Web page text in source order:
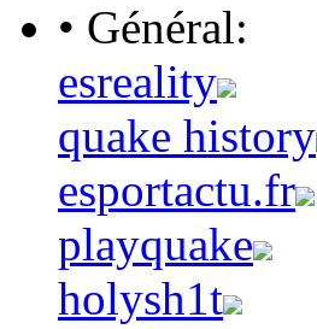
• Général:
esreality
quake history
esportactu.fr
playquake
holysh1t